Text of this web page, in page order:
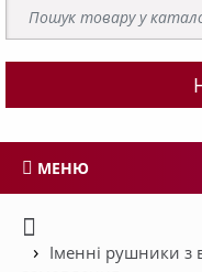
МЕНЮ
Іменні рушники з